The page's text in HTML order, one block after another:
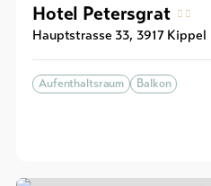
Hotel Petersgrat
Hauptstrasse 33, 3917 Kippel
Aufenthaltsraum Balkon